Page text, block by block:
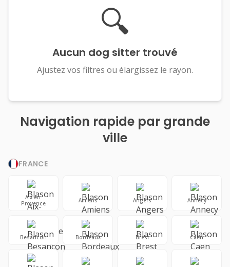
🔍
Aucun dog sitter trouvé
Ajustez vos filtres ou élargissez le rayon.
Navigation rapide par grande
ville
FRANCE
Aix-en-
Provence
Amiens Angers Annecy
Besancon Bordeaux Brest Caen